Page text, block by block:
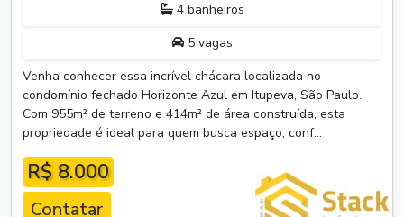
4 banheiros
5 vagas
Venha conhecer essa incrível chácara localizada no
condomínio fechado Horizonte Azul em Itupeva, São Paulo.
Com 955m² de terreno e 414m² de área construída, esta
propriedade é ideal para quem busca espaço, conf...
R$ 8.000
Contatar